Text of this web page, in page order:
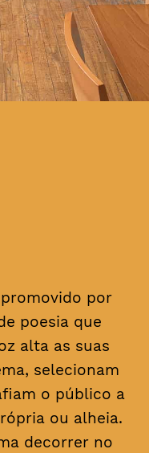
por
poesia que
alta as suas
selecionam
o público a
ou alheia.
decorrer no